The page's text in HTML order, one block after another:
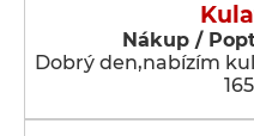
Nákup /
Dobrý den,nabízím